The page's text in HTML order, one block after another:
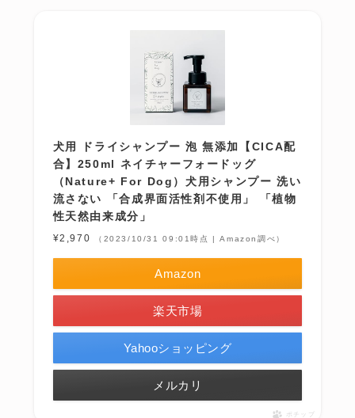
犬用 ドライシャンプー 泡 無添加【CICA配
合】250ml ネイチャーフォードッグ
（Nature+ For Dog）犬用シャンプー 洗い
流さない 「合成界面活性剤不使用」 「植物
性天然由来成分」
¥2,970 （2023/10/31 09:01時点 | Amazon調べ）
Amazon
楽天市場
Yahooショッピング
メルカリ
ポチップ